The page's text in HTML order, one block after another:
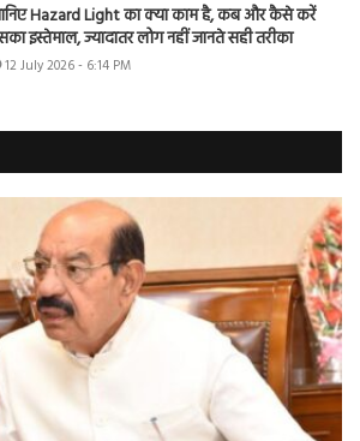
Hazard Light का क्या काम है, कब और कैसे करें
इस्तेमाल, ज्यादातर लोग नहीं जानते सही तरीका
12 July 2026 - 6:14 PM